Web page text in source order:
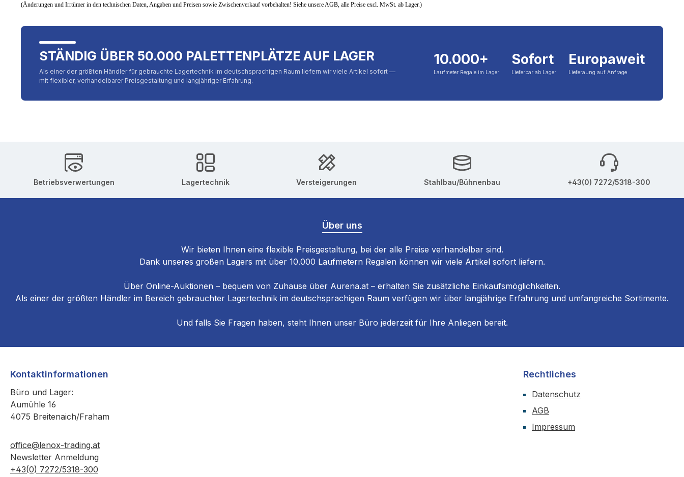
(Änderungen und Irrtümer in den technischen Daten, Angaben und Preisen sowie Zwischenverkauf vorbehalten! Siehe unsere AGB, alle Preise excl. MwSt. ab Lager.)
STÄNDIG ÜBER 50.000 PALETTENPLÄTZE AUF LAGER
Als einer der größten Händler für gebrauchte Lagertechnik im deutschsprachigen Raum liefern wir viele Artikel sofort —
mit flexibler, verhandelbarer Preisgestaltung und langjähriger Erfahrung.
10.000+
Laufmeter Regale im Lager
Sofort
Lieferbar ab Lager
Europaweit
Lieferaung auf Anfrage
Betriebsverwertungen Lagertechnik Versteigerungen Stahlbau/Bühnenbau +43(0) 7272/5318-300
Über uns
Wir bieten Ihnen eine flexible Preisgestaltung, bei der alle Preise verhandelbar sind.
Dank unseres großen Lagers mit über 10.000 Laufmetern Regalen können wir viele Artikel sofort liefern.
Über Online-Auktionen – bequem von Zuhause über Aurena.at – erhalten Sie zusätzliche Einkaufs­möglichkeiten.
Als einer der größten Händler im Bereich gebrauchter Lagertechnik im deutschsprachigen Raum verfügen wir über langjährige Erfahrung und umfangreiche Sortimente.
Und falls Sie Fragen haben, steht Ihnen unser Büro jederzeit für Ihre Anliegen bereit.
Kontaktinformationen
Büro und Lager:
Aumühle 16
4075 Breitenaich/Fraham
office@lenox-trading.at
Newsletter Anmeldung
+43(0) 7272/5318-300
Rechtliches
Datenschutz
AGB
Impressum